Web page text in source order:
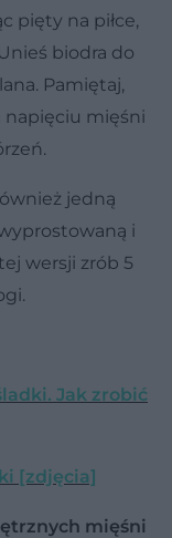
pięty na piłce,
biodra do
Pamiętaj,
napięciu mięśni
jedną
i
wersji zrób 5
Jak zrobić
[zdjęcia]
mięśni